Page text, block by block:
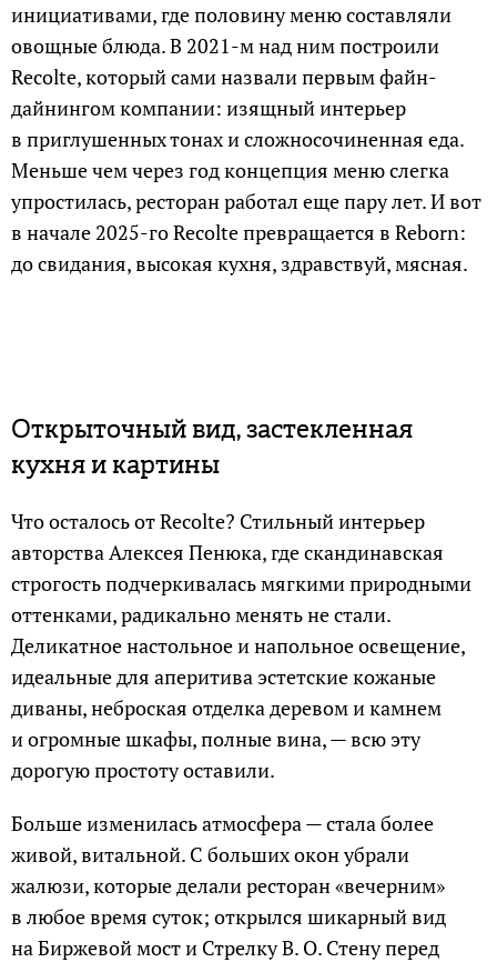
инициативами, где половину меню составляли
овощные блюда. В 2021-м над ним построили
Recolte, который сами назвали первым файн-
дайнингом компании: изящный интерьер
в приглушенных тонах и сложносочиненная еда.
Меньше чем через год концепция меню слегка
упростилась, ресторан работал еще пару лет. И вот
в начале 2025-го Recolte превращается в Reborn:
до свидания, высокая кухня, здравствуй, мясная.
Открыточный вид, застекленная
кухня и картины
Что осталось от Recolte? Стильный интерьер
авторства Алексея Пенюка, где скандинавская
строгость подчеркивалась мягкими природными
оттенками, радикально менять не стали.
Деликатное настольное и напольное освещение,
идеальные для аперитива эстетские кожаные
диваны, неброская отделка деревом и камнем
и огромные шкафы, полные вина, — всю эту
дорогую простоту оставили.
Больше изменилась атмосфера — стала более
живой, витальной. С больших окон убрали
жалюзи, которые делали ресторан «вечерним»
в любое время суток; открылся шикарный вид
на Биржевой мост и Стрелку В. О. Стену перед